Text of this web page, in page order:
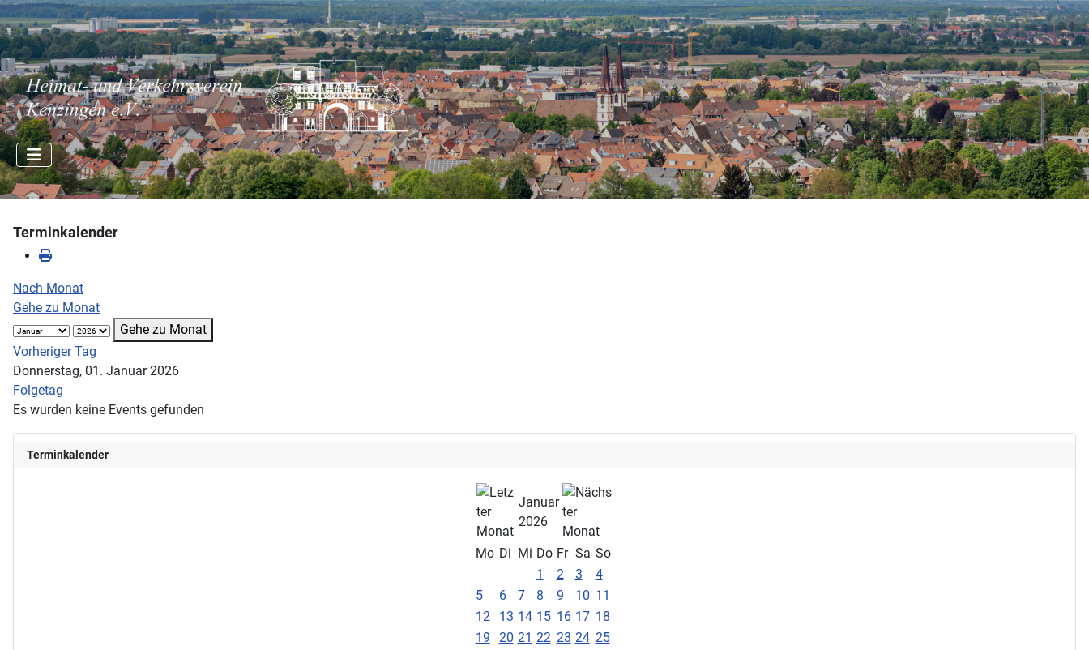
Terminkalender
Januar
2026
Mo Di Mi Do Fr Sa So
1
2 3
4
5
6 7 8 9 10 11
12
13 14 15 16 17 18
19
20 21 22 23 24 25
Terminkalender
Nach Monat
Gehe zu Monat
Gehe zu Monat
Vorheriger Tag
Donnerstag, 01. Januar 2026
Folgetag
Es wurden keine Events gefunden